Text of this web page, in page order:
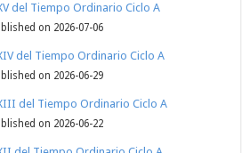
del Tiempo Ordinario Ciclo A
on 2026-07-06
del Tiempo Ordinario Ciclo A
on 2026-06-29
del Tiempo Ordinario Ciclo A
on 2026-06-22